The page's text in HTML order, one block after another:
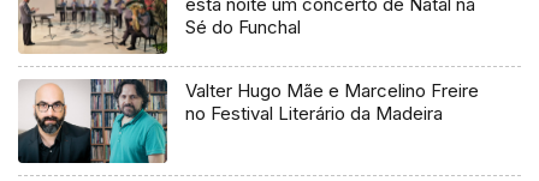
Sé do Funchal
Valter Hugo Mãe e Marcelino Freire
no Festival Literário da Madeira